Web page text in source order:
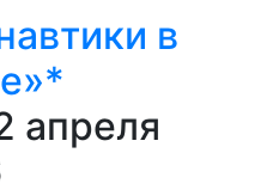
в
апреля